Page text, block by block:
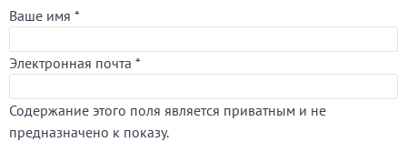
Ваше имя *
Электронная почта *
Содержание этого поля является приватным и не
предназначено к показу.